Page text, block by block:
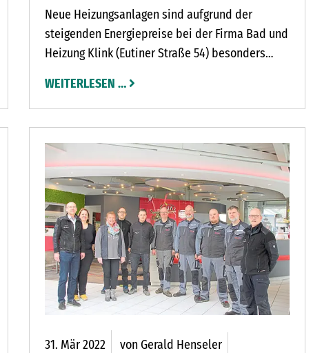
Neue Heizungsanlagen sind aufgrund der
steigenden Energiepreise bei der Firma Bad und
Heizung Klink (Eutiner Straße 54) besonders
Energien.
WEITERLESEN …
31. Mär2022 von Gerald Henseler